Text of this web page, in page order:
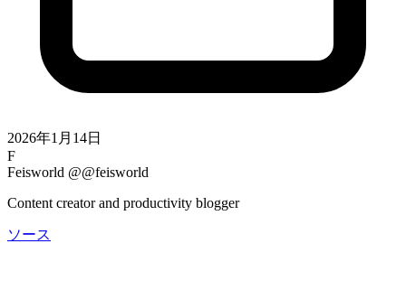
2026年1月14日
F
Feisworld @@feisworld
Content creator and productivity blogger
ソース